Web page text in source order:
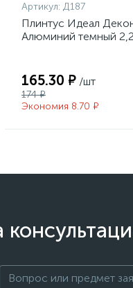
Артикул: Д187
Плинтус Идеал
Алюминий темный
165.30 ₽ /шт
174 ₽
Экономия 8.70 ₽